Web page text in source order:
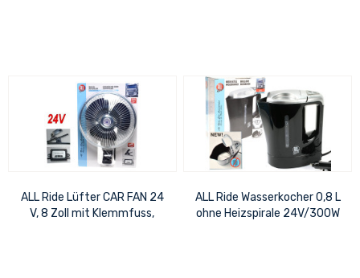
ALL Ride Lüfter CAR FAN 24
V, 8 Zoll mit Klemmfuss,
ALL Ride Wasserkocher 0,8 L
ohne Heizspirale 24V/300W